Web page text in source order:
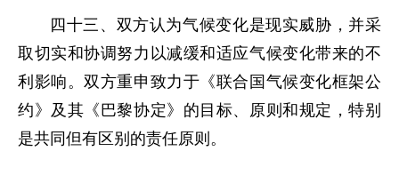
四十三、双方认为气候变化是现实威胁，并采
取切实和协调努力以减缓和适应气候变化带来的不
利影响。双方重申致力于《联合国气候变化框架公
约》及其《巴黎协定》的目标、原则和规定，特别
是共同但有区别的责任原则。